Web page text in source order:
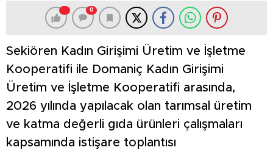
0
Sekiören Kadın Girişimi Üretim ve İşletme
Kooperatifi ile Domaniç Kadın Girişimi
Üretim ve İşletme Kooperatifi arasında,
2026 yılında yapılacak olan tarımsal üretim
ve katma değerli gıda ürünleri çalışmaları
kapsamında istişare toplantısı